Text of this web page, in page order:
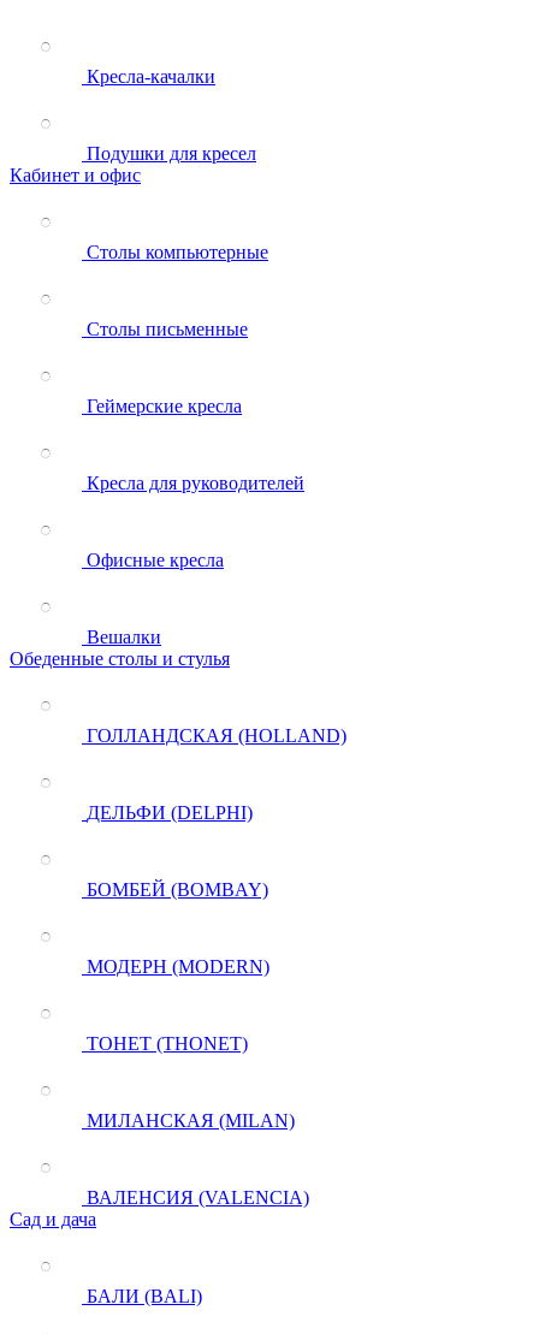
Кресла-качалки
Подушки для кресел
Кабинет и офис
Столы компьютерные
Столы письменные
Геймерские кресла
Кресла для руководителей
Офисные кресла
Вешалки
Обеденные столы и стулья
ГОЛЛАНДСКАЯ (HOLLAND)
ДЕЛЬФИ (DELPHI)
БОМБЕЙ (BOMBAY)
МОДЕРН (MODERN)
ТОНЕТ (THONET)
МИЛАНСКАЯ (MILAN)
ВАЛЕНСИЯ (VALENCIA)
Сад и дача
БАЛИ (BALI)